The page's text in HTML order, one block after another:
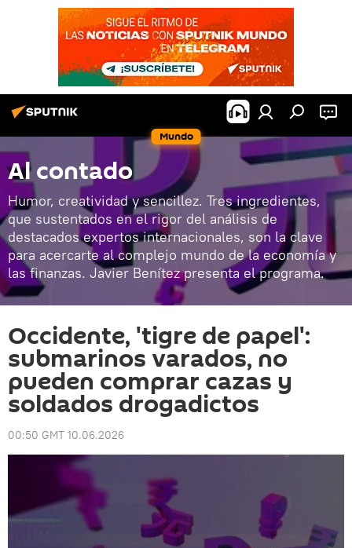
Mundo
Al contado
Humor, creatividad y sencillez. Tres ingredientes,
que sustentados en el rigor del análisis de
destacados expertos internacionales, son la clave
para acercarte al complejo mundo de la economía y
las finanzas. Javier Benítez presenta el programa.
Occidente, 'tigre de papel':
submarinos varados, no
pueden comprar cazas y
soldados drogadictos
00:50 GMT 10.06.2026